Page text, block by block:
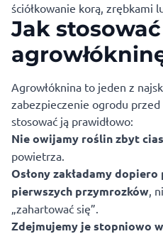
ściółkowanie korą, zrębkami
Jak stosować
Agrowłóknina to jeden z
zabezpieczenie ogrodu
stosować ją prawidłowo:
Nie owijamy roślin zbyt
powietrza.
Osłony zakładamy
pierwszych przymrozków,
„zahartować się”.
Zdejmujemy je stopniowo